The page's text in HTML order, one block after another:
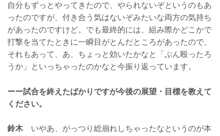
自分もずっとやってきたので、やられないぞというのもあ
ったのですが、付き合う気はないぞみたいな両方の気持ち
があったのですけど。でも最終的には、組み際かどこかで
打撃を当てたときに一瞬目がとんだところがあったので、
それもあって、あ、ちょっと効いたかなと「ぶん殴ったろ
うか」といっちゃったのかなと今振り返っています。
ーー試合を終えたばかりですが今後の展望・目標を教えて
ください。
鈴木 いやあ、がっつり総崩れしちゃったなというのが本